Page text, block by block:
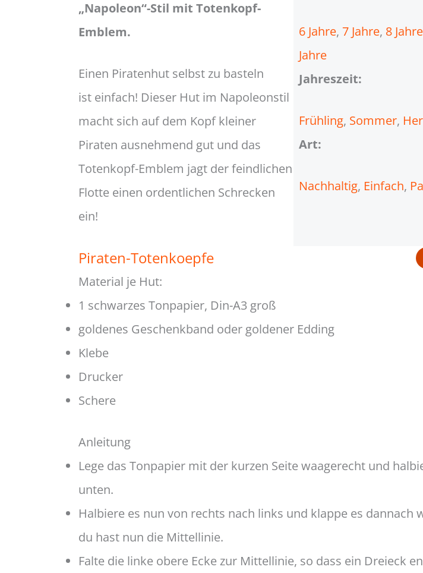
„Napoleon“-Stil mit Totenkopf-
Emblem.
Einen Piratenhut selbst zu basteln
ist einfach! Dieser Hut im Napoleonstil
macht sich auf dem Kopf kleiner
Piraten ausnehmend gut und das
Totenkopf-Emblem jagt der feindlichen
Flotte einen ordentlichen Schrecken
ein!
6 Jahre, 7 Jahre, 8 Jahre
Jahre
Jahreszeit:
Frühling, Sommer,
Art:
Nachhaltig, Einfach,
Piraten-Totenkoepfe
Material je Hut:
1 schwarzes Tonpapier, Din-A3 groß
goldenes Geschenkband oder goldener Edding
Klebe
Drucker
Schere
Anleitung
Lege das Tonpapier mit der kurzen Seite waagerecht und
unten.
Halbiere es nun von rechts nach links und klappe es dannach
du hast nun die Mittellinie.
Falte die linke obere Ecke zur Mittellinie, so dass ein Dreieck